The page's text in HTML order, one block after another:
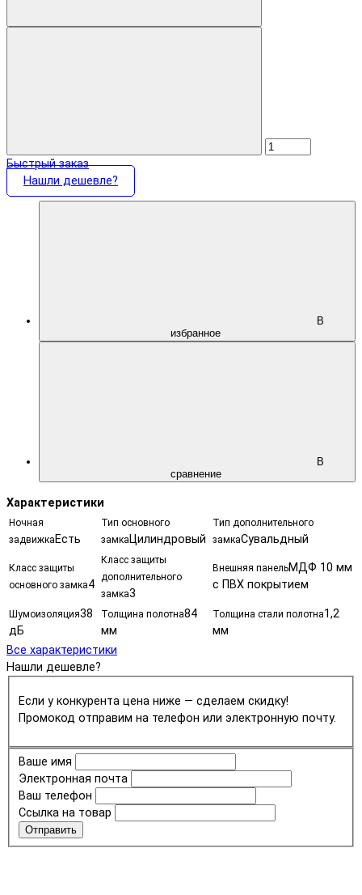
Быстрый заказ
Нашли дешевле?
В
избранное
В
сравнение
Характеристики
Ночная
задвижка Есть
Тип основного
замка Цилиндровый
Тип дополнительного
замкаСувальдный
Класс защиты
основного замка4
Класс защиты
дополнительного
замка3
Внешняя панельМДФ 10 мм
с ПВХ покрытием
Шумоизоляция38
дБ
Толщина полотна84
мм
Толщина стали полотна1,2
мм
Все характеристики
Нашли дешевле?
Если у конкурента цена ниже — сделаем скидку!
Промокод отправим на телефон или электронную почту.
Ваше имя
Электронная почта
Ваш телефон
Ссылка на товар
Отправить